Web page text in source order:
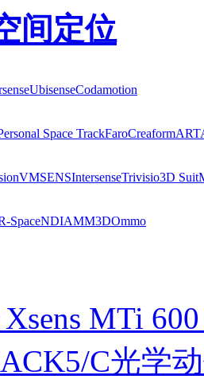
间定位
UbisenseCodamotion
Space TrackFaroCreaformART
VMSENSIntersenseTrivisio3D Suit
SpaceNDIAMM3DOmmo
MTi
C光学